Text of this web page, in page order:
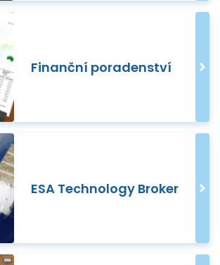
Finanční poradenství
ESA Technology Broker